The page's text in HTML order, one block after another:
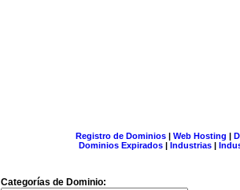
Registro de Dominios| Web Hosting |
Dominios Expirados | Industrias |
Categorías de Dominio: